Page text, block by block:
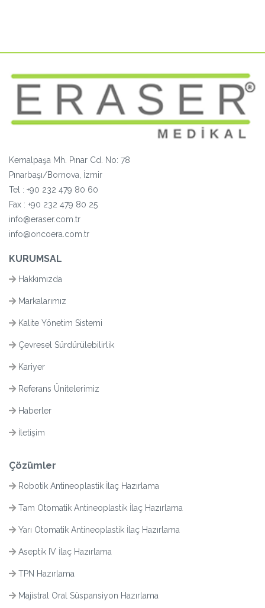
Kemalpaşa Mh. Pınar Cd. No: 78
Pınarbaşı/Bornova, İzmir
Tel : +90 232 479 80 60
Fax : +90 232 479 80 25
info@eraser.com.tr
info@oncoera.com.tr
KURUMSAL
Hakkımızda
Markalarımız
Kalite Yönetim Sistemi
Çevresel Sürdürülebilirlik
Kariyer
Referans Ünitelerimiz
Haberler
İletişim
Çözümler
Robotik Antineoplastik İlaç Hazırlama
Tam Otomatik Antineoplastik İlaç Hazırlama
Yarı Otomatik Antineoplastik İlaç Hazırlama
Aseptik IV İlaç Hazırlama
TPN Hazırlama
Majistral Oral Süspansiyon Hazırlama